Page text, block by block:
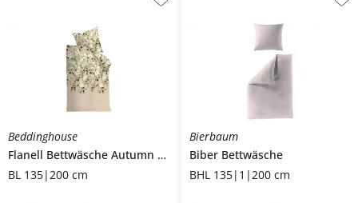
Beddinghouse
Flanell Bettwäsche Autumn Blossom
BL 135|200 cm
Bierbaum
Biber Bettwäsche
BHL 135|1|200 cm